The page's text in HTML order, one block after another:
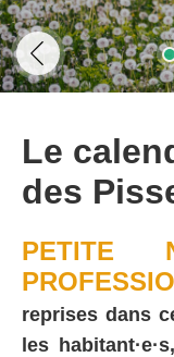
Le
des
PETITE
reprises dans
les